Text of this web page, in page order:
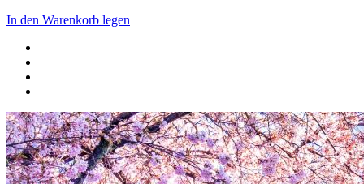
In den Warenkorb legen